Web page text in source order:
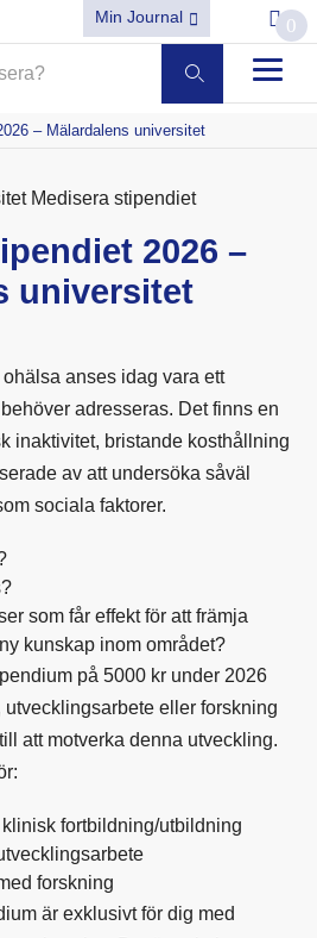
Min Journal 0
– Mälardalens universitet
2026 –
universitet
anses idag vara ett
adresseras. Det finns en
inaktivitet, bristande kosthållning
av att undersöka såväl
sociala faktorer.
som får effekt för att främja
kunskap inom området?
på 5000 kr under 2026
eller forskning
att motverka denna utveckling.
fortbildning/utbildning
forskning
är exklusivt för dig med